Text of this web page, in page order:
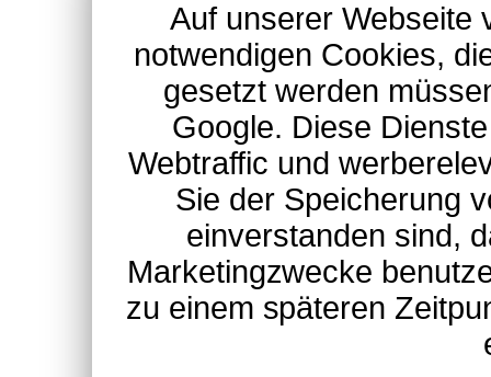
Auf unserer Webseite
notwendigen Cookies,
gesetzt werden
Google. Diese
Webtraffic und
Sie der Speicherung
einverstanden sind,
Marketingzwecke
zu einem späteren